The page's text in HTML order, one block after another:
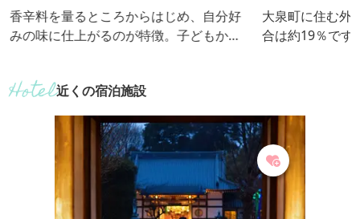
ナー教室」
香辛料を量るところからはじめ、自分好
みの味に仕上がるのが特徴。子どもから
用。羊の腸を使い、香辛料はチリ味・カ
レー味・ガーリック味・パセリ味・バジ
ル味などを選ぶことができる。体験時間
は90分くらいで、途中ボイルする時間が
20分。試食もでき、お持ち帰りもでき
る。また、店内には、豊富な食材も並
び、お土産として上州麦豚・上州牛・...
大泉町に住む外
合は約19％です
近くの宿泊施設